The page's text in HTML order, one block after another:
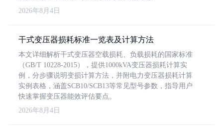
2026年8月4日
干式变压器损耗标准一览表及计算方法
本文详细解析干式变压器空载损耗、负载损耗的国家标准
（GB/T 10228-2015），提供1000kVA变压器损耗计算实
例，分步骤说明变损计算方法，并附电力变压器损耗计算
实例表格，涵盖SCB10/SCB13等常见型号参数，指导用户
快速掌握变压器能效评估要点。
2026年8月4日